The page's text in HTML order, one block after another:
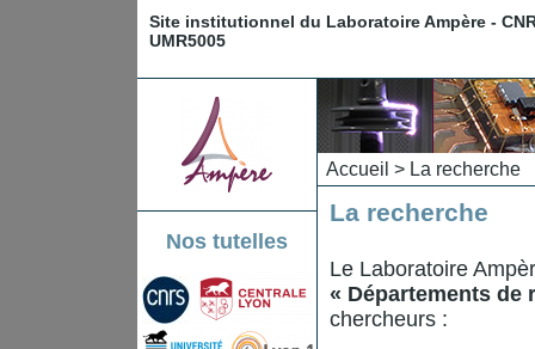
Site institutionnel du Laboratoire Ampère -
UMR5005
Nos tutelles
Accueil > La recherche
La recherche
Le Laboratoire
« Départements de
chercheurs :